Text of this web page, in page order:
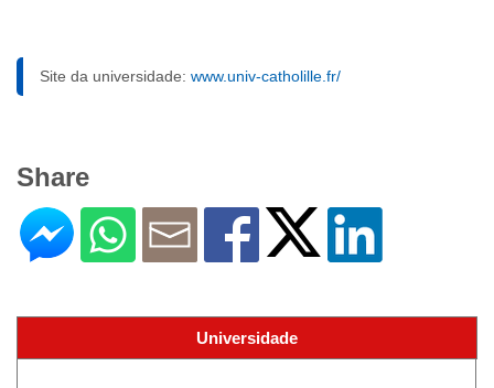
Site da universidade: www.univ-catholille.fr/
Share
Universidade